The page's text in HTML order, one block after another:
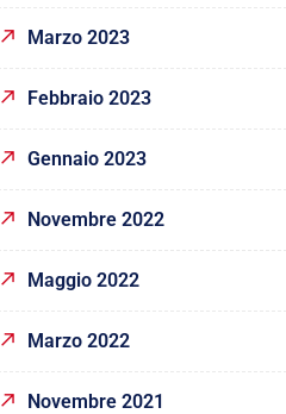
Marzo 2023
Febbraio 2023
Gennaio 2023
Novembre 2022
Maggio 2022
Marzo 2022
Novembre 2021